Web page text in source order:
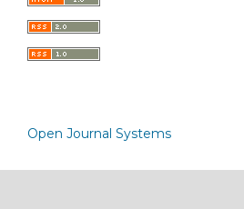
Open Journal Systems